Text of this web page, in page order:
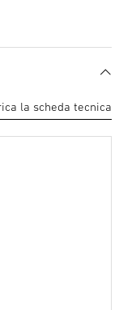
la scheda tecnica